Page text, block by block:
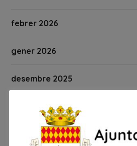
febrer 2026
gener 2026
desembre 2025
novembre 2025
octubre 2025